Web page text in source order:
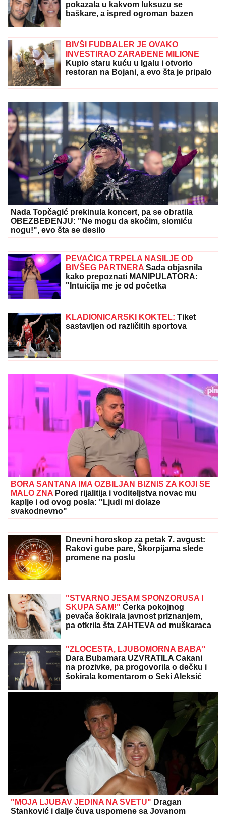
pokazala u kakvom luksuzu se
baškare, a ispred ogroman bazen
IMA MRTVIH U MASOVNOJPUCNjAVI: Policija traga
za ubicom - Horor u Americi
BIVŠI FUDBALER JE OVAKO
INVESTIRAO ZARAĐENE MILIONE
Kupio staru kuću u Igalu i otvorio
restoran na Bojani, a evo šta je pripalo
bivšoj supruzi posle razvoda
MILJANA KULIĆ SE SKINULA U
BIKINIUhvatili smo je u Crnoj Gori na
plaži: Dok ona spava Siniša uči Željka
da pliva, a Marija i Tića se sunčaju
(Video)
Nada Topčagić prekinula koncert, pa se obratila
OBEZBEĐENJU: "Ne mogu da skočim, slomiću
nogu!", evo šta se desilo
(FOTO) "AKO JE DETE PAMETNO,
ZNA SE NA KOGA JE - NA TETKU"
Vanja Gudelj podelila objavu o malom
Ilijanu, Anastasija odmah reagovala
PEVAČICA TRPELA NASILJE OD
BIVŠEG PARTNERASada objasnila
kako prepoznati MANIPULATORA:
SIN BRUTALNO TUKAO MAJKU DO SMRTI!Strašni
detalji jezivog zločina na Novom Beogradu: Nakon
ubistva pokušao da skoči sa terase!
KLADIONIČARSKI KOKTEL:Tiket
KLIZIŠTA I POLAVE U POPULARNOM
TURISTIČKOM REGIONU:
Nekoliko
ljudi ostalo zarobljeno u planinarskom
domu, vetar nosi sve pred sobom